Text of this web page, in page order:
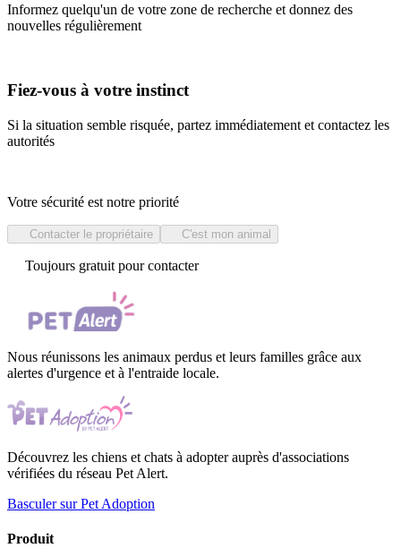
Informez quelqu'un de votre zone de recherche et donnez des
nouvelles régulièrement
Fiez-vous à votre instinct
Si la situation semble risquée, partez immédiatement et contactez les
autorités
Votre sécurité est notre priorité
Contacter le propriétaire C'est mon animal
Toujours gratuit pour contacter
Nous réunissons les animaux perdus et leurs familles grâce aux
alertes d'urgence et à l'entraide locale.
Découvrez les chiens et chats à adopter auprès d'associations
vérifiées du réseau Pet Alert.
Basculer sur Pet Adoption
Produit